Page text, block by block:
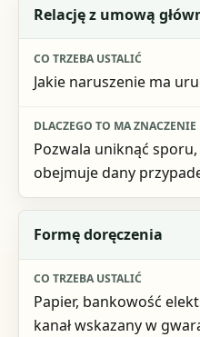
Relację z umową
Jakie naruszenie ma
Pozwala uniknąć
obejmuje dany
Formę doręczenia
Papier, bankowość
kanał wskazany w